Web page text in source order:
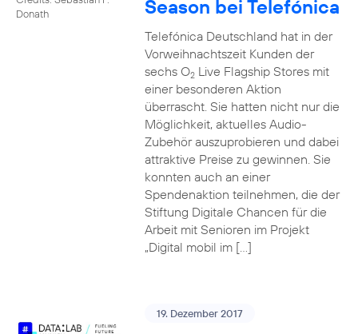
Donath
Season bei Telefónica
Telefónica Deutschland hat in der
Vorweihnachtszeit Kunden der
sechs O2Live Flagship Stores mit
einer besonderen Aktion
überrascht. Sie hatten nicht nur die
Möglichkeit, aktuelles Audio-
Zubehör auszuprobieren und dabei
attraktive Preise zu gewinnen. Sie
konnten auch an einer
Spendenaktion teilnehmen, die der
Stiftung Digitale Chancen für die
Arbeit mit Senioren im Projekt
„Digital mobil im […]
19. Dezember 2017